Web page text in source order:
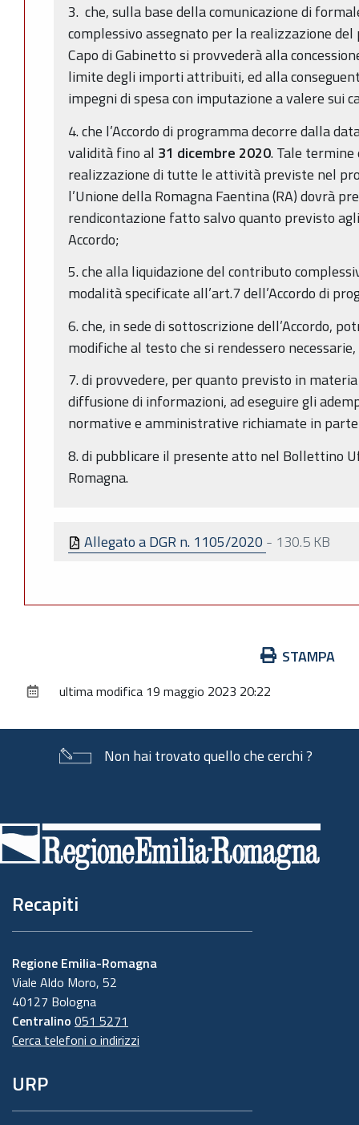
3. che, sulla base della comunicazione di
complessivo assegnato per la realizzazione
Capo di Gabinetto si provvederà alla
limite degli importi attribuiti, ed alla
impegni di spesa con imputazione a valere sui
4. che l’Accordo di programma decorre dalla
validità fino al 31 dicembre 2020. Tale
realizzazione di tutte le attività previste nel
l’Unione della Romagna Faentina (RA) dovrà
rendicontazione fatto salvo quanto previsto
Accordo;
5. che alla liquidazione del contributo
modalità specificate all’art.7 dell’Accordo di
6. che, in sede di sottoscrizione dell’Accordo,
modifiche al testo che si rendessero
7. di provvedere, per quanto previsto in
diffusione di informazioni, ad eseguire gli
normative e amministrative richiamate in
8. di pubblicare il presente atto nel Bollettino
Romagna.
Allegato a DGR n. 1105/2020 - 130.5 KB
documento
STAMPA
ultima modifica 19 maggio 2023 20:22
Non hai trovato quello che cerchi ?
di
pagina
Recapiti
Regione Emilia-Romagna
Viale Aldo Moro, 52
40127 Bologna
Centralino 051 5271
Cerca telefoni o indirizzi
URP